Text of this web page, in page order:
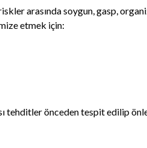
arasında soygun, gasp,
etmek için:
tehditler önceden tespit edilip